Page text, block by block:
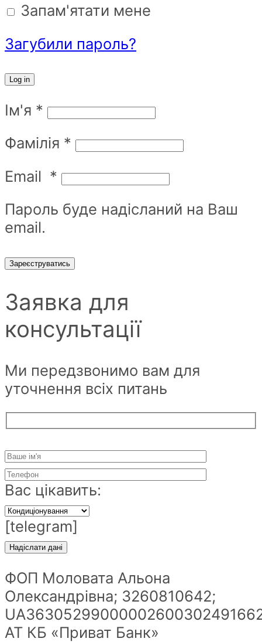
Запам'ятати мене
Загубили пароль?
Log in
Ім'я *
Фамілія *
Email *
Пароль буде надісланий на Ваш
email.
Зареєструватись
Заявка для
консультації
Ми передзвонимо вам для
уточнення всіх питань
Вас цікавить:
[telegram]
ФОП Моловата Альона
Олександрівна; 3260810642;
АТ КБ «Приват Банк»